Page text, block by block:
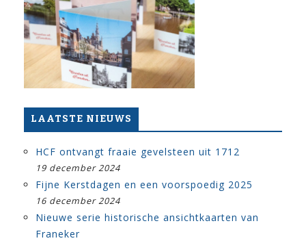
LAATSTE NIEUWS
HCF ontvangt fraaie gevelsteen uit 1712
19 december 2024
Fijne Kerstdagen en een voorspoedig 2025
16 december 2024
Nieuwe serie historische ansichtkaarten van
Franeker